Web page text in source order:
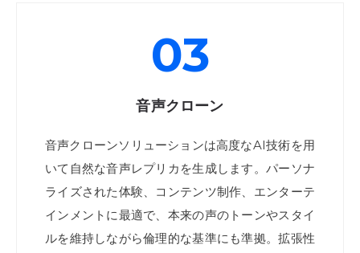
03
音声クローン
音声クローンソリューションは高度なAI技術を用
いて自然な音声レプリカを生成します。パーソナ
ライズされた体験、コンテンツ制作、エンターテ
インメントに最適で、本来の声のトーンやスタイ
ルを維持しながら倫理的な基準にも準拠。拡張性